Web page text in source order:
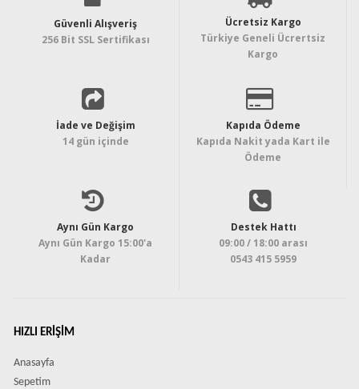
Güvenli Alışveriş
256 Bit SSL Sertifikası
Ücretsiz Kargo
Türkiye Geneli Ücrertsiz
Kargo
İade ve Değişim
14 gün içinde
Kapıda Ödeme
Kapıda Nakit yada Kart ile
Ödeme
Aynı Gün Kargo
Aynı Gün Kargo 15:00'a
Kadar
Destek Hattı
09:00 / 18:00 arası
0543 415 5959
HIZLI ERIŞIM
Anasayfa
Sepetim